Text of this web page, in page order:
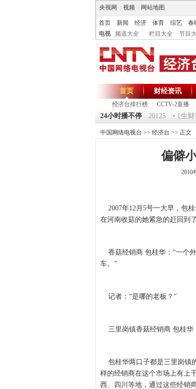
央视网 视频 网站地图
首页 新闻 经济 体育 综艺 春
电视
频道大全 栏目大全 节目
首页
经济台排行榜 CCTV-2直播
财经资讯
24小时播不停
《第一时间》 20120125 [生财有道
中国网络电视台 >> 经济台 >> 正文
偏僻
2010
2007年12月5号一大早，包
在河南收菇的她紧急的赶回到
香菇经销商 包桂华：“一个
车。”
记者：“是哪的老板？”
三里岗镇香菇经销商 包桂华
包桂华两口子都是三里岗镇
样的经销商在这个市场上有上
西、四川等地，通过这些经销